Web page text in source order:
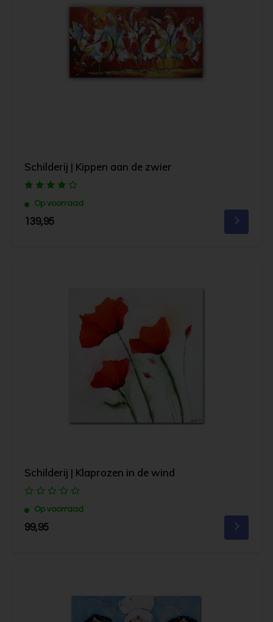
Schilderij | Kippen aan de zwier
Op voorraad
139,95
Schilderij | Klaprozen in de wind
Op voorraad
99,95